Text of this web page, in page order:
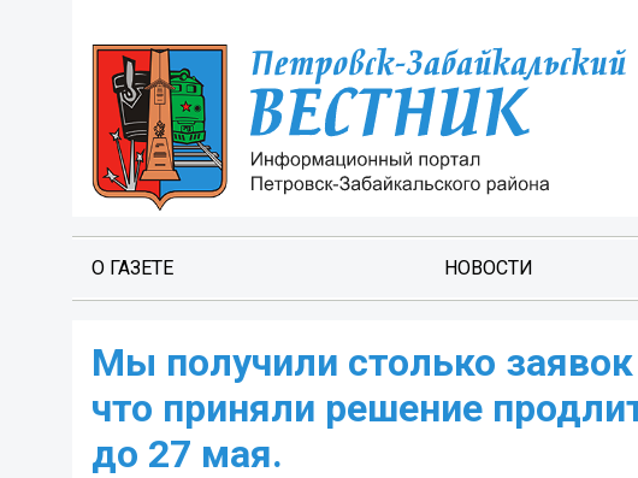
О ГАЗЕТЕ НОВОСТИ
Мы получили столько
что приняли решение
до 27 мая.